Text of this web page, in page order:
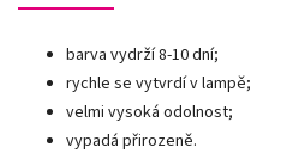
barva vydrží 8-10 dní;
rychle se vytvrdí v lampě;
velmi vysoká odolnost;
vypadá přirozeně.